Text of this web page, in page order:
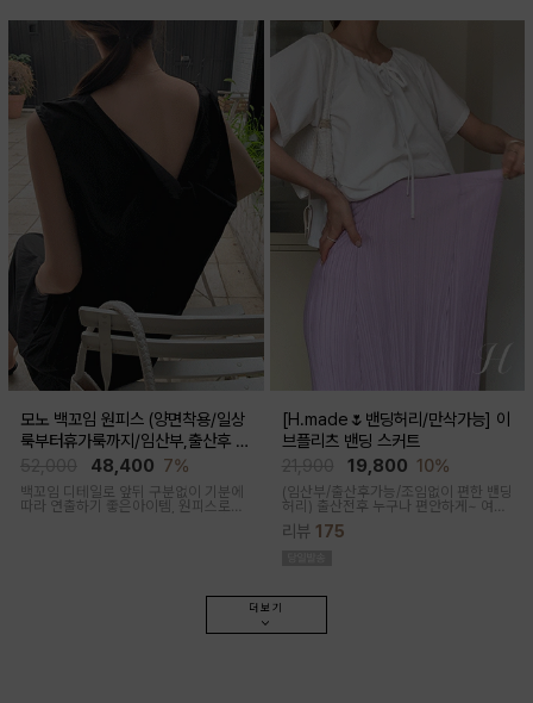
모노 백꼬임 원피스 (양면착용/일상
룩부터휴가룩까지/임산부,출산후 가
48,400 7%
백꼬임 디테일로 앞뒤 구분없이 기분에
따라 연출하기 좋은아이템, 원피스로도,
[H.made🌷밴딩허리/만삭가능] 이
브플리츠 밴딩 스커트
19,800 10%
(임산부/출산후가능/조임없이 편한 밴딩
허리) 출산전후 누구나 편안하게~ 여성
운 플리츠 스커트
리뷰 175
더보기